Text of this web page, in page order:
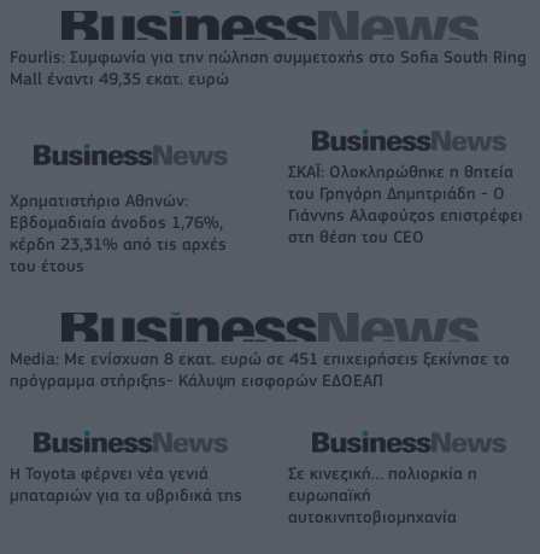
Fourlis: Συμφωνία για την πώληση συμμετοχής στο Sofia South Ring
Mall έναντι 49,35 εκατ. ευρώ
Χρηματιστήριο Αθηνών:
Εβδομαδιαία άνοδος 1,76%,
κέρδη 23,31% από τις αρχές
του έτους
ΣΚΑΪ: Ολοκληρώθηκε η θητεία
του Γρηγόρη Δημητριάδη - Ο
Γιάννης Αλαφούζος επιστρέφει
στη θέση του CEO
Media: Με ενίσχυση 8 εκατ. ευρώ σε 451 επιχειρήσεις ξεκίνησε το
πρόγραμμα στήριξης- Κάλυψη εισφορών ΕΔΟΕΑΠ
Η Toyota φέρνει νέα γενιά
μπαταριών για τα υβριδικά της
Σε κινεζική… πολιορκία η
ευρωπαϊκή
αυτοκινητοβιομηχανία